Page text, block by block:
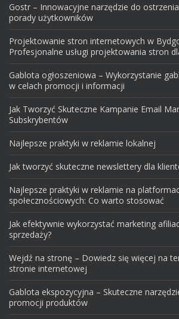
Gostr – Innowacyjne narzędzie do
porady użytkowników
Projektowanie stron internetowych w
Profesjonalne usługi projektowania stron
Gablota ogłoszeniowa – Wykorzystanie
w celach promocji i informacji
Jak Tworzyć Skuteczne Kampanie Email
Subskrybentów
Najlepsze praktyki w reklamie lokalnej
Jak tworzyć skuteczne newslettery dla
Najlepsze praktyki w reklamie na
społecznościowych: Co warto stosować
Jak efektywnie wykorzystać marketing
sprzedaży?
Wejdź na stronę – Dowiedz się więcej na
stronie internetowej
Gablota ekspozycyjna – Skuteczne
promocji produktów